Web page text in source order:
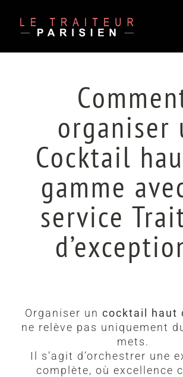
contenu
organiser
Cocktail
gamme
service
Organiser un cocktail haut
ne relève pas uniquement
mets.
Il s’agit d’orchestrer une
complète, où excellence